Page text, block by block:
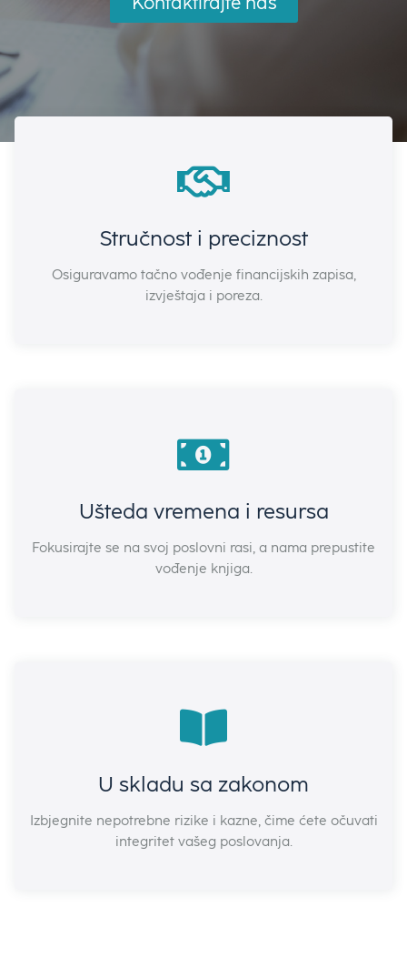
Stručnost i preciznost
Osiguravamo tačno vođenje financijskih zapisa,
izvještaja i poreza.
Stručnost i preciznost
Osiguravamo tačno vođenje financijskih zapisa,
izvještaja i poreza.
Ušteda vremena i resursa
Fokusirajte se na svoj poslovni rasi, a nama prepustite
vođenje knjiga.
Ušteda vremena i resursa
Fokusirajte se na svoj poslovni rasi, a nama prepustite
vođenje knjiga.
U skladu sa zakonom
Izbjegnite nepotrebne rizike i kazne, čime ćete očuvati
integritet vašeg poslovanja.
U skladu sa zakonom
Izbjegnite nepotrebne rizike i kazne, čime ćete očuvati
integritet vašeg poslovanja.